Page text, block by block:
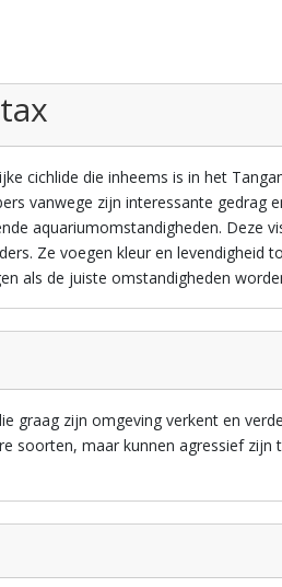
cichlide die inheems is in het
vanwege zijn interessante gedrag
aquariumomstandigheden. Deze
Ze voegen kleur en levendigheid
als de juiste omstandigheden
graag zijn omgeving verkent en
soorten, maar kunnen agressief zijn